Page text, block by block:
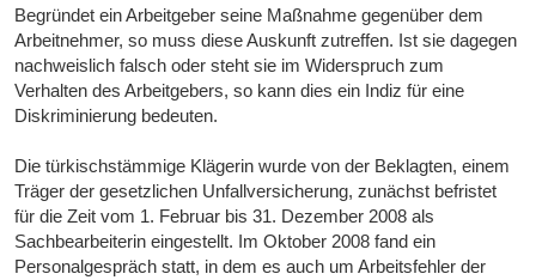
Begründet ein Arbeitgeber seine Maßnahme gegenüber dem
Arbeitnehmer, so muss diese Auskunft zutreffen. Ist sie dagegen
nachweislich falsch oder steht sie im Widerspruch zum
Verhalten des Arbeitgebers, so kann dies ein Indiz für eine
Diskriminierung bedeuten.
Die türkischstämmige Klägerin wurde von der Beklagten, einem
Träger der gesetzlichen Unfallversicherung, zunächst befristet
für die Zeit vom 1. Februar bis 31. Dezember 2008 als
Sachbearbeiterin eingestellt. Im Oktober 2008 fand ein
Personalgespräch statt, in dem es auch um Arbeitsfehler der